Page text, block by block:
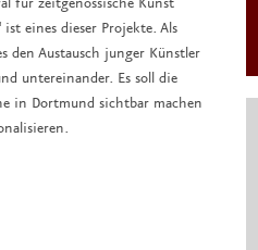
eines dieser Projekte. Als
Austausch junger Künstler
untereinander. Es soll die
in Dortmund sichtbar machen